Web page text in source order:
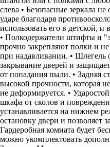
слева • Безопасные зеркала
ударе благодаря
использовать его в детской, и
• Полкодержатели штифты и
прочно закрепляют полки и
при надавливании. • Шлегель
закрывание дверей и
от попадания пыли. • Задняя
высокой прочности, которая
не деформируется. •
шкафа от сколов и
устанавливается на нижнем
остановку двери и позволяет
Гардеробная комната будет
можно укомплектовать